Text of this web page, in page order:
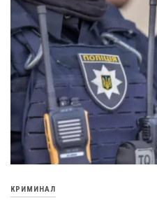
КРИМИНАЛ